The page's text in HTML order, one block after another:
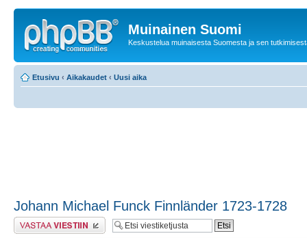
Muinainen Suomi
Keskustelua muinaisesta Suomesta ja sen
Etusivu ‹ Aikakaudet ‹ Uusi aika
Johann Michael Funck Finnländer 1723-1728
Lähetä vastaus